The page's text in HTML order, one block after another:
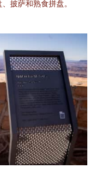
披萨和熟食拼盘。